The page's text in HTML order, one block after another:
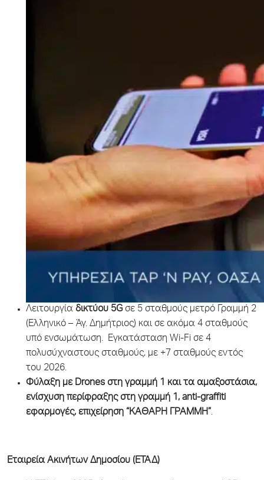
Λειτουργία δικτύου 5G σε 5 σταθμούς μετρό Γραμμή 2
(Ελληνικό – Άγ. Δημήτριος) και σε ακόμα 4 σταθμούς
υπό ενσωμάτωση. Εγκατάσταση Wi-Fi σε 4
πολυσύχναστους σταθμούς, με +7 σταθμούς εντός
του 2026.
Φύλαξη με Drones στη γραμμή 1 και τα αμαξοστάσια,
ενίσχυση περίφραξης στη γραμμή 1, anti-graffiti
εφαρμογές, επιχείρηση “ΚΑΘΑΡΗ ΓΡΑΜΜΗ” .
Εταιρεία Ακινήτων Δημοσίου (ΕΤΑΔ)